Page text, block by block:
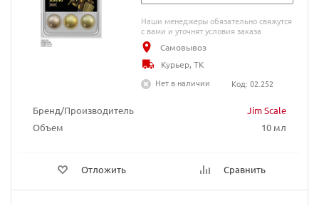
Бренд/Производитель
Jim Scale
Объем
10 мл
Отложить Сравнить
Наши менеджеры обязательно свяжутся
с вами и уточнят условия заказа
Самовывоз
Курьер, ТК
Нет в наличии
Код: 02.252